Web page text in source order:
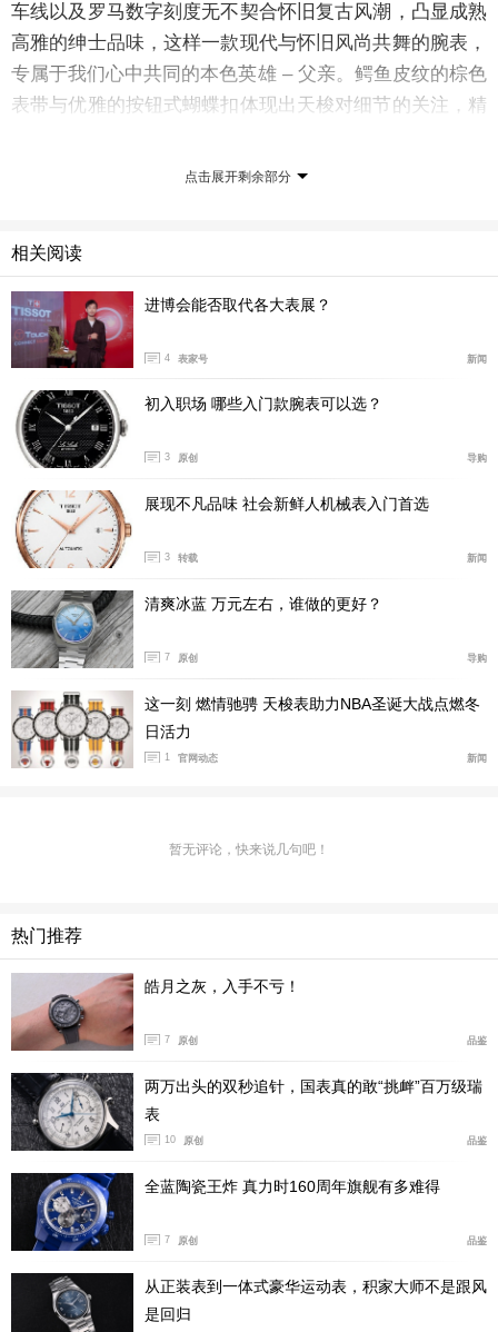
车线以及罗马数字刻度无不契合怀旧复古风潮，凸显成熟
高雅的绅士品味，这样一款现代与怀旧风尚共舞的腕表，
专属于我们心中共同的本色英雄 – 父亲。鳄鱼皮纹的棕色
表带与优雅的按钮式蝴蝶扣体现出天梭对细节的关注，精
意献给父亲的爱和关怀。举手抬腕间流露的低调奢华的光
浓情感恩 尔“芯”可见
天梭艺塑系列镂空腕表在表盘下方开启半圆镂空窗
口，天梭标识优雅横亘于上，与12点刻度处的扇形窗口相
映成趣。该腕表特别采用了ETA6497-1手动上弦机芯，没
有了自动锤的遮挡，透过透明表后盖，可欣赏精密的机械
机芯的内部运转，机芯的机械之美显露无疑。复杂精细的
金属零件保证了腕表高精密度的运作，该机芯的动力存储
可达49小时，恒久律动犹如父亲永不停息的深情。系此时
间之礼于腕间，让父亲即刻沉醉于齿轮、游丝和17颗宝石
共同出演的计时芭蕾舞剧。浓情感恩，尔心可见，平日里
难以言表的亲情，于心“芯”相印间明畅表达。省去言语，
略去形式，天涯咫尺，这一刻，为他，我们的父亲。
点击展开剩余部分
相关阅读
进博会能否取代各大表展？
4 表家号 新闻
初入职场 哪些入门款腕表可以选？
3 原创 导购
展现不凡品味 社会新鲜人机械表入门首选
3 转载 新闻
清爽冰蓝 万元左右，谁做的更好？
7 原创 导购
这一刻 燃情驰骋 天梭表助力NBA圣诞大战点燃冬
日活力
1 官网动态 新闻
暂无评论，快来说几句吧！
热门推荐
皓月之灰，入手不亏！
7 原创 品鉴
两万出头的双秒追针，国表真的敢“挑衅”百万级瑞
表
10 原创 品鉴
全蓝陶瓷王炸 真力时160周年旗舰有多难得
7 原创 品鉴
从正装表到一体式豪华运动表，积家大师不是跟风
是回归